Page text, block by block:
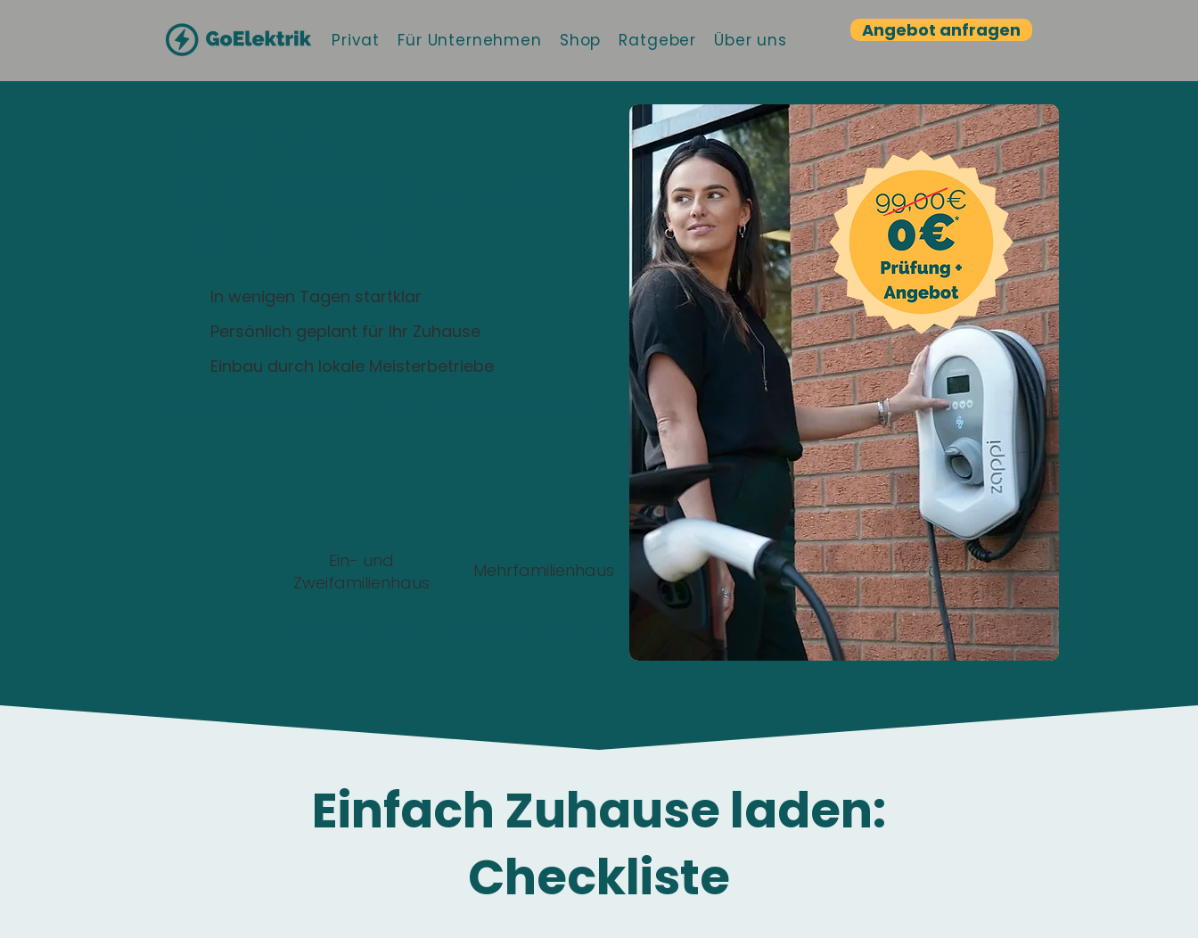
Privat Für Unternehmen Shop Ratgeber Über uns Angebot anfragen
In wenigen Tagen startklar
Persönlich geplant für Ihr Zuhause
Einbau durch lokale Meisterbetriebe
Ein- und
Zweifamilienhaus
Mehrfamilienhaus
Einfach Zuhause laden:
Checkliste